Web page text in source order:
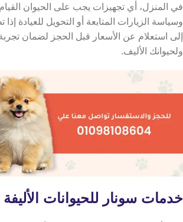
في المنزل، أي تجهيزات يجب على الحيوان القيام
وسياسة الزيارات المتابعة أو التحويل للعيادة إذا
إلى استعلام عن الأسعار قبل الحجز لضمان
ولحيوانك الأليف.
خدمات سونار للحيوانات